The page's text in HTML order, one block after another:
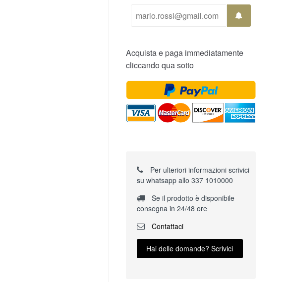
Acquista e paga immediatamente
cliccando qua sotto
Per ulteriori informazioni scrivici
su whatsapp allo 337 1010000
Se il prodotto è disponibile
consegna in 24/48 ore
Contattaci
Hai delle domande? Scrivici